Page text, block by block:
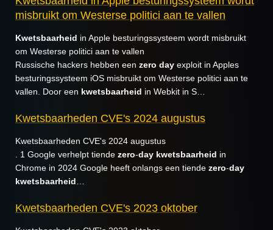
misbruikt om Westerse politici aan te vallen
Kwetsbaarheid in Apple besturingssysteem wordt misbruikt
om Westerse politici aan te vallen
Russische hackers hebben een zero day exploit in Apples
besturingssysteem iOS misbruikt om Westerse politici aan te
vallen. Door een kwetsbaarheid in Webkit in S…
Kwetsbaarheden CVE's 2024 augustus
Kwetsbaarheden CVE's 2024 augustus
. 1 Google verhelpt tiende zero-day kwetsbaarheid in
Chrome in 2024 Google heeft onlangs een tiende zero-day
kwetsbaarheid
Kwetsbaarheden CVE's 2023 oktober